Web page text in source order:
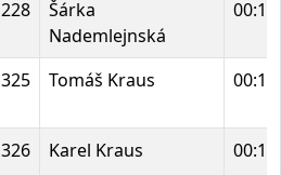
228
Šárka
Nademlejnská
325 Tomáš Kraus
326 Karel Kraus